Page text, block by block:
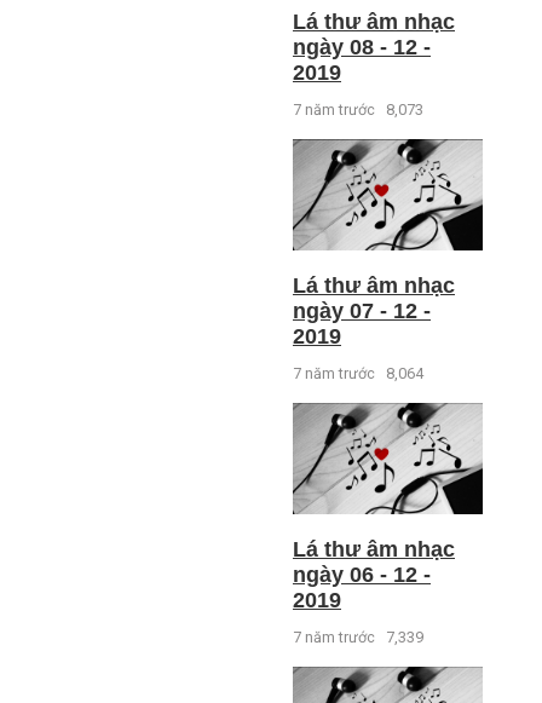
Lá thư âm nhạc
ngày 08 - 12 -
2019
7 năm trước 8,073
Lá thư âm nhạc
ngày 07 - 12 -
2019
7 năm trước 8,064
Lá thư âm nhạc
ngày 06 - 12 -
2019
7 năm trước 7,339